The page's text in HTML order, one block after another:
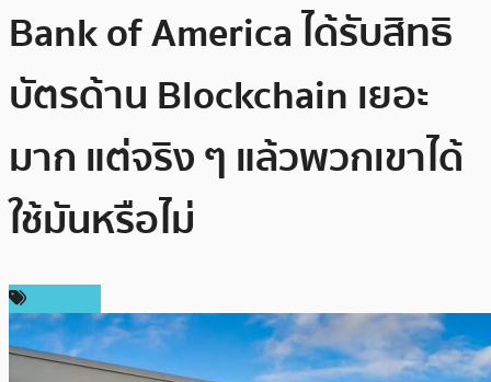
Bank of America ได้รับสิทธิ
บัตรด้าน Blockchain เยอะ
มาก แต่จริง ๆ แล้วพวกเขาได้
ใช้มันหรือไม่